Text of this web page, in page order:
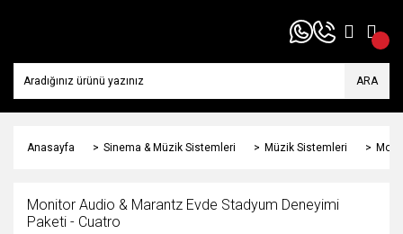
ARA
Anasayfa Sinema & Müzik Sistemleri Müzik Sistemleri
Monitor Audio & Marantz Evde Stadyum Deneyimi
Paketi - Cuatro